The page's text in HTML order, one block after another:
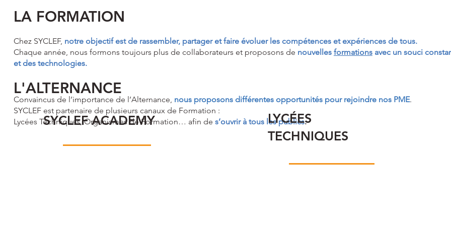
LA FORMATION
Chez SYCLEF, notre objectif est de rassembler, partager et faire évoluer les compétences et expériences de tous.
Chaque année, nous formons toujours plus de collaborateurs et proposons de nouvelles formationsavec un souci
et des technologies.
L'ALTERNANCE
Convaincus de l’importance de l’Alternance, nous proposons différentes opportunités pour rejoindre nos PME.
SYCLEF est partenaire de plusieurs canaux de Formation :
Lycées Techniques, Organismes de Formation… afin de s’ouvrir à tous les publics.
SYCLEF ACADEMY
LYCÉES
TECHNIQUES